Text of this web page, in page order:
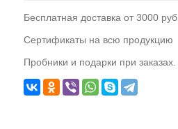
Бесплатная доставка от 3000 руб.
Сертификаты на всю продукцию
Пробники и подарки при заказах.